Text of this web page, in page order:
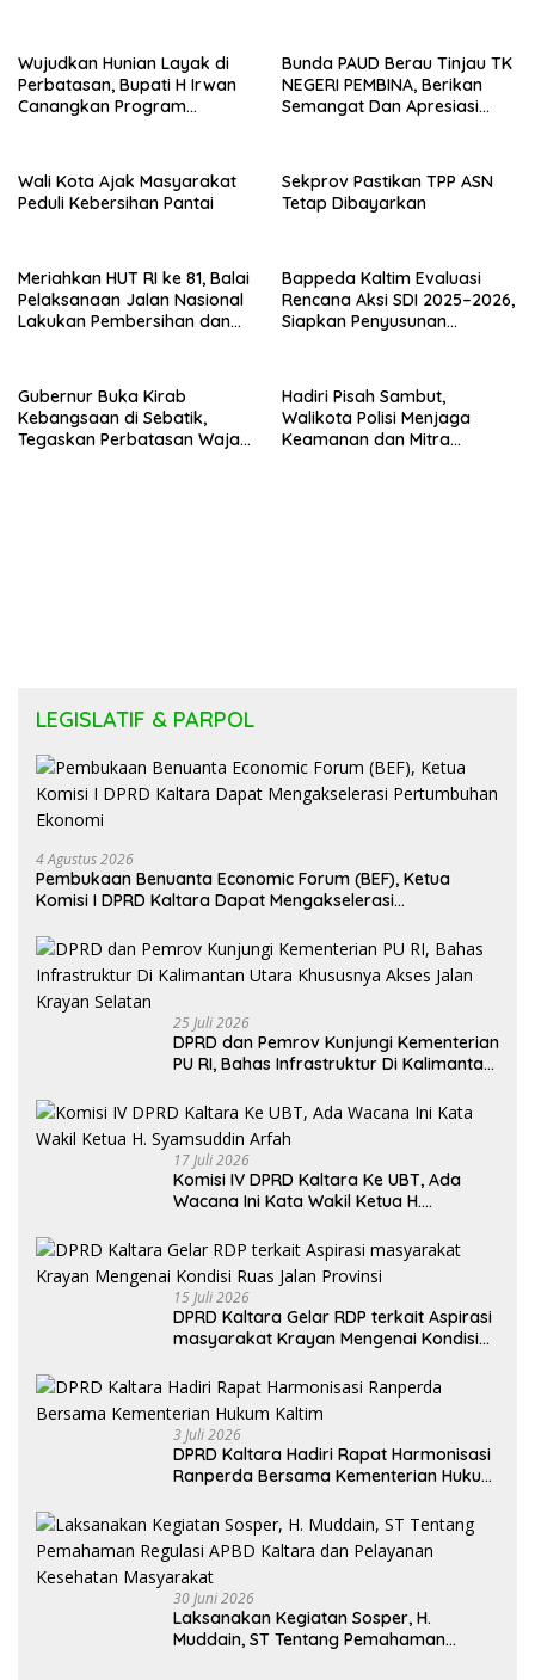
Wujudkan Hunian Layak di
Perbatasan, Bupati H Irwan
Canangkan Program
Bunda PAUD Berau Tinjau TK
NEGERI PEMBINA, Berikan
Semangat Dan Apresiasi
Wali Kota Ajak Masyarakat
Peduli Kebersihan Pantai
Sekprov Pastikan TPP ASN
Tetap Dibayarkan
Meriahkan HUT RI ke 81, Balai
Pelaksanaan Jalan Nasional
Lakukan Pembersihan dan
Bappeda Kaltim Evaluasi
Rencana Aksi SDI 2025–2026,
Siapkan Penyusunan
Gubernur Buka Kirab
Kebangsaan di Sebatik,
Tegaskan Perbatasan Wajah
Hadiri Pisah Sambut,
Walikota Polisi Menjaga
Keamanan dan Mitra
LEGISLATIF & PARPOL
4 Agustus 2026
Pembukaan Benuanta Economic Forum (BEF), Ketua
Komisi I DPRD Kaltara Dapat Mengakselerasi
25 Juli 2026
DPRD dan Pemrov Kunjungi Kementerian
PU RI, Bahas Infrastruktur Di Kalimantan
Selatan
17 Juli 2026
Komisi IV DPRD Kaltara Ke UBT, Ada
Wacana Ini Kata Wakil Ketua H.
15 Juli 2026
DPRD Kaltara Gelar RDP terkait Aspirasi
masyarakat Krayan Mengenai Kondisi
3 Juli 2026
DPRD Kaltara Hadiri Rapat Harmonisasi
Ranperda Bersama Kementerian Hukum
30 Juni 2026
Laksanakan Kegiatan Sosper, H.
Muddain, ST Tentang Pemahaman